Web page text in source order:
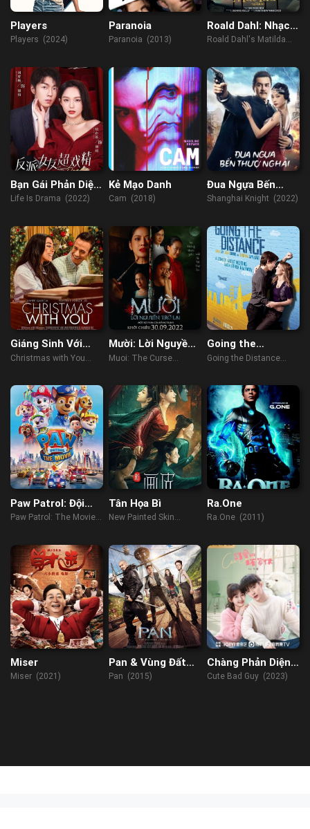
Players
Players (2024)
Paranoia
Paranoia (2013)
Roald Dahl: Nhạc
Kịch Matilda
Roald Dahl's Matilda
Bạn Gái Phản Diện
Diễn Siêu Sâu
Life Is Drama (2022)
Kẻ Mạo Danh
Cam (2018)
Đua Ngựa Bến
Thượng Hải
Shanghai Knight (2022)
Giáng Sinh Với
Tình Yêu
Christmas with You
Mười: Lời Nguyền
Trở Lại
Muoi: The Curse
Going the
Distance
Going the Distance
Paw Patrol: Đội
Đặc Nhiệm Siêu
Paw Patrol: The Movie
Tân Họa Bì
New Painted Skin
Ra.One
Ra.One (2011)
Miser
Miser (2021)
Pan & Vùng Đất
Neverland
Pan (2015)
Chàng Phản Diện
Dễ Thương
Cute Bad Guy (2023)